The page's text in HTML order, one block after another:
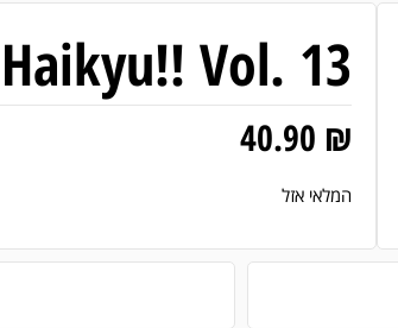
Haikyu!! Vol. 13
40.90 ₪
המלאי אזל